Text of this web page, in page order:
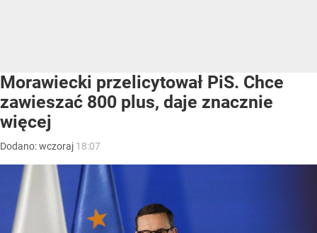
Morawiecki przelicytował PiS. Chce
zawieszać 800 plus, daje znacznie
więcej
Dodano:wczoraj 18:07